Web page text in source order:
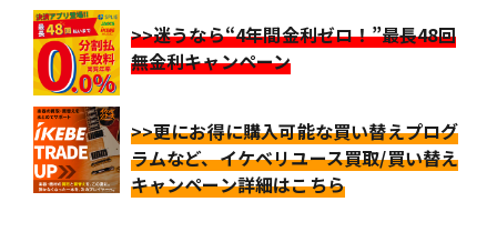
>>迷うなら“4年間金利ゼロ！”最長48回
無金利キャンペーン
>>更にお得に購入可能な買い替えプログ
ラムなど、イケベリユース買取/買い替え
キャンペーン詳細はこちら